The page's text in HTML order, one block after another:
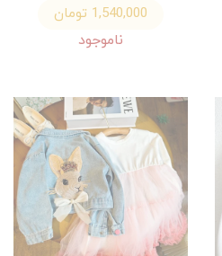
1,540,000 تومان
ناموجود